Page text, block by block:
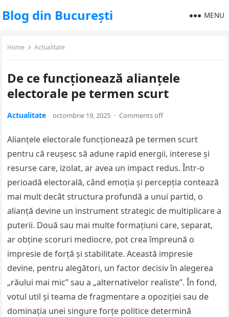
Blog din București MENU
Home Actualitate
De ce funcționează alianțele
electorale pe termen scurt
Actualitate octombrie 19, 2025 · Comments off
Alianțele electorale funcționează pe termen scurt
pentru că reușesc să adune rapid energii, interese și
resurse care, izolat, ar avea un impact redus. Într-o
perioadă electorală, când emoția și percepția contează
mai mult decât structura profundă a unui partid, o
alianță devine un instrument strategic de multiplicare a
puterii. Două sau mai multe formațiuni care, separat,
ar obține scoruri mediocre, pot crea împreună o
impresie de forță și stabilitate. Această impresie
devine, pentru alegători, un factor decisiv în alegerea
„răului mai mic” sau a „alternativelor realiste”. În fond,
votul util și teama de fragmentare a opoziției sau de
dominația unei singure forțe politice determină